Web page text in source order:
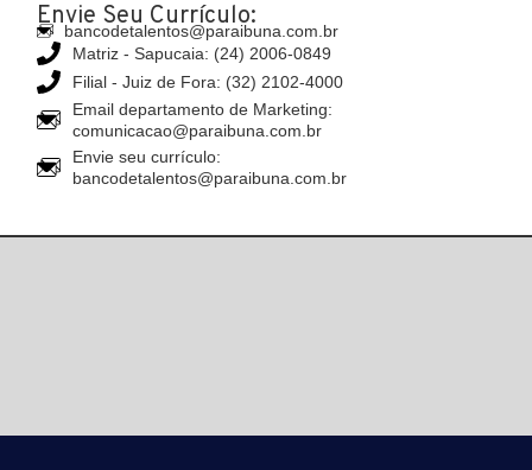
Envie Seu Currículo:
bancodetalentos@paraibuna.com.br
Matriz - Sapucaia: (24) 2006-0849
Filial - Juiz de Fora: (32) 2102-4000
Email departamento de Marketing:
comunicacao@paraibuna.com.br
Envie seu currículo:
bancodetalentos@paraibuna.com.br